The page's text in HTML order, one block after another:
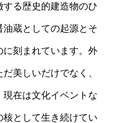
る歴史的建造物のひ
蔵としての起源とそ
刻まれています。外
美しいだけでなく、
在は文化イベントな
として生き続けてい